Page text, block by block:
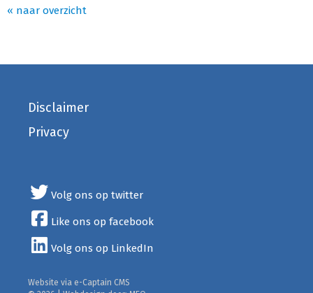
« naar overzicht
Disclaimer
Privacy
Volg ons op twitter
Like ons op facebook
Volg ons op LinkedIn
Website via e-Captain CMS